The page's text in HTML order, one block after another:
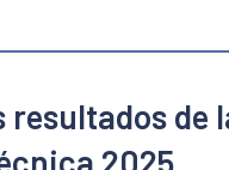
de
2025